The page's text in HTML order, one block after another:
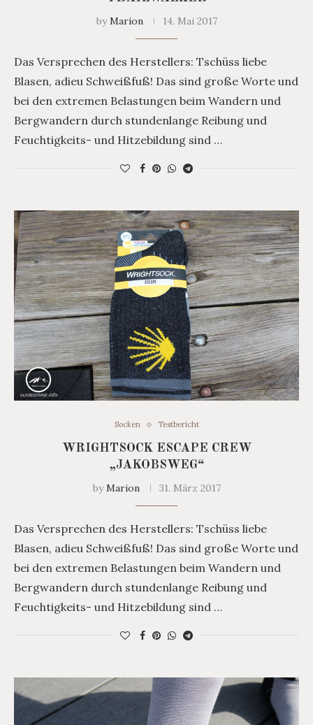
byMarion 14. Mai 2017
Das Versprechen des Herstellers: Tschüss liebe
Blasen, adieu Schweißfuß! Das sind große Worte und
bei den extremen Belastungen beim Wandern und
Bergwandern durch stundenlange Reibung und
Feuchtigkeits- und Hitzebildung sind …
Socken Testbericht
WRIGHTSOCK ESCAPE CREW
„JAKOBSWEG“
byMarion 31. März 2017
Das Versprechen des Herstellers: Tschüss liebe
Blasen, adieu Schweißfuß! Das sind große Worte und
bei den extremen Belastungen beim Wandern und
Bergwandern durch stundenlange Reibung und
Feuchtigkeits- und Hitzebildung sind …